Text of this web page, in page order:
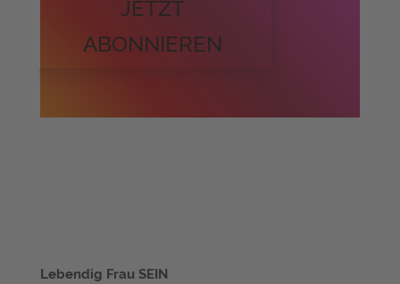
JETZT
ABONNIEREN
Lebendig Frau SEIN